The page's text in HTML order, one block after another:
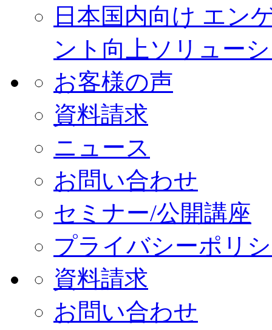
日本国内向け エン
ント向上ソリュー
お客様の声
資料請求
ニュース
お問い合わせ
セミナー/公開講座
プライバシーポリ
資料請求
お問い合わせ